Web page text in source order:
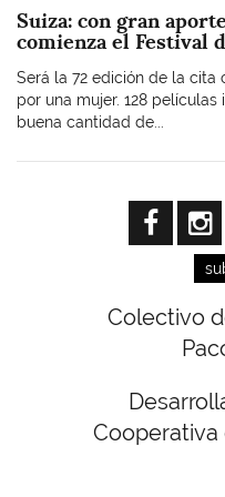
Suiza: con gran
comienza el Festival
Será la 72 edición de la cita
por una mujer. 128
buena cantidad de...
Colectivo
Cooperativa